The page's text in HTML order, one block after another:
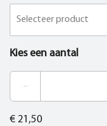
Selecteer product
Kies een aantal
€ 21,50